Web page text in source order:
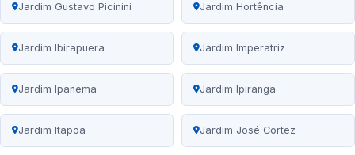
Jardim Gustavo Picinini Jardim Hortência
Jardim Ibirapuera Jardim Imperatriz
Jardim Ipanema Jardim Ipiranga
Jardim Itapoã Jardim José Cortez